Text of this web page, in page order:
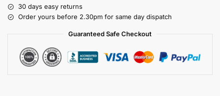
30 days easy returns
Order yours before 2.30pm for same day dispatch
Guaranteed Safe Checkout